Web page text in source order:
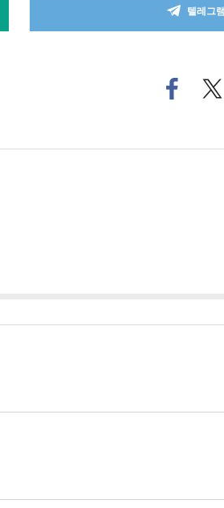
텔레그램
페
이
트위
터로